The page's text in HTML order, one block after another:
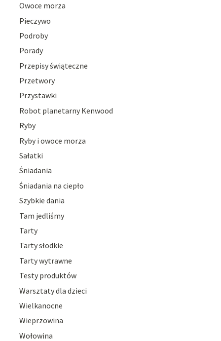
Owoce morza
Pieczywo
Podroby
Porady
Przepisy świąteczne
Przetwory
Przystawki
Robot planetarny Kenwood
Ryby
Ryby i owoce morza
Sałatki
Śniadania
Śniadania na ciepło
Szybkie dania
Tam jedliśmy
Tarty
Tarty słodkie
Tarty wytrawne
Testy produktów
Warsztaty dla dzieci
Wielkanocne
Wieprzowina
Wołowina